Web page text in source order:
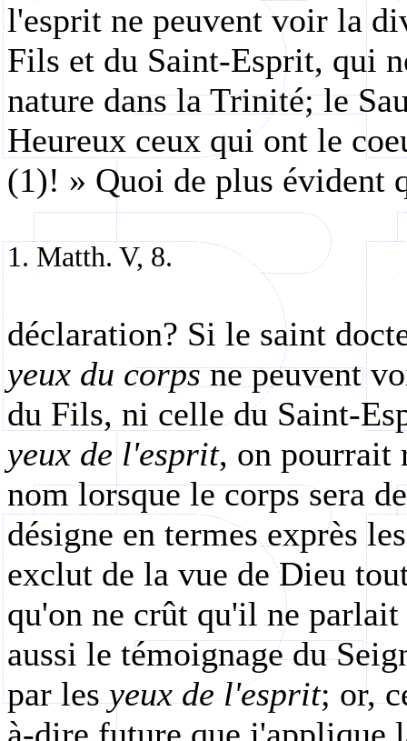
l'esprit ne peuvent voir la
Fils et du Saint-Esprit, qui
nature dans la Trinité; le
Heureux ceux qui ont le
(1)! » Quoi de plus évident
1. Matth. V, 8.
déclaration? Si le saint
yeux du corpsne peuvent
du Fils, ni celle du Saint-
yeux de l'esprit, on pourrait
nom lorsque le corps sera
désigne en termes exprès
exclut de la vue de Dieu
qu'on ne crût qu'il ne
aussi le témoignage du
par lesyeux de l'esprit; or,